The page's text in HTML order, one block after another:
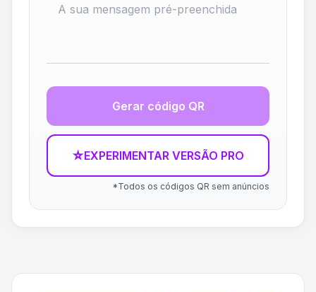
Gerar código QR
☆EXPERIMENTAR VERSÃO PRO
*Todos os códigos QR sem anúncios